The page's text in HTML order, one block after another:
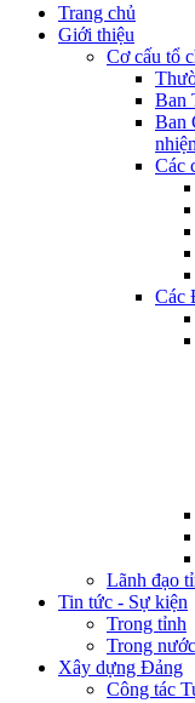
Trang chủ
Giới thiệu
Cơ cấu tổ
Ban
Ban
Các
Các
Lãnh đạo
Tin tức - Sự kiện
Trong tỉnh
Trong
Xây dựng Đảng
Công tác